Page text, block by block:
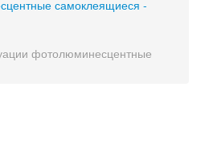
самоклеящиеся -
фотолюминесцентные